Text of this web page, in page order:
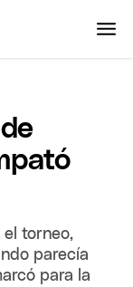
el torneo,
parecía
para la